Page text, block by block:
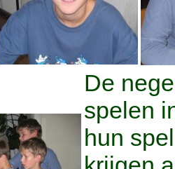
De
spelen
hun